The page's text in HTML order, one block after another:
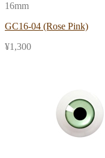
16mm
GC16-04 (Rose Pink)
¥1,300